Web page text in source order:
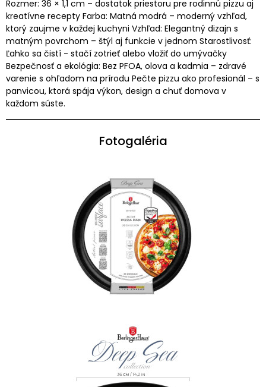
Rozmer: 36 × 1,1 cm – dostatok priestoru pre rodinnú pizzu aj
kreatívne recepty Farba: Matná modrá – moderný vzhľad,
ktorý zaujme v každej kuchyni Vzhľad: Elegantný dizajn s
matným povrchom – štýl aj funkcie v jednom Starostlivosť:
Ľahko sa čistí - stačí zotrieť alebo vložiť do umývačky
Bezpečnosť a ekológia: Bez PFOA, olova a kadmia – zdravé
varenie s ohľadom na prírodu Pečte pizzu ako profesionál – s
panvicou, ktorá spája výkon, design a chuť domova v
každom súste.
Fotogaléria